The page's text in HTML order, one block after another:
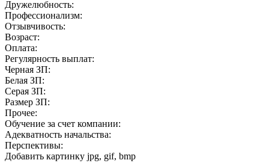
Дружелюбность:
Профессионализм:
Отзывчивость:
Возраст:
Оплата:
Регулярность выплат:
Черная ЗП:
Белая ЗП:
Серая ЗП:
Размер ЗП:
Прочее:
Обучение за счет компании:
Адекватность начальства:
Перспективы:
Добавить картинку jpg, gif, bmp